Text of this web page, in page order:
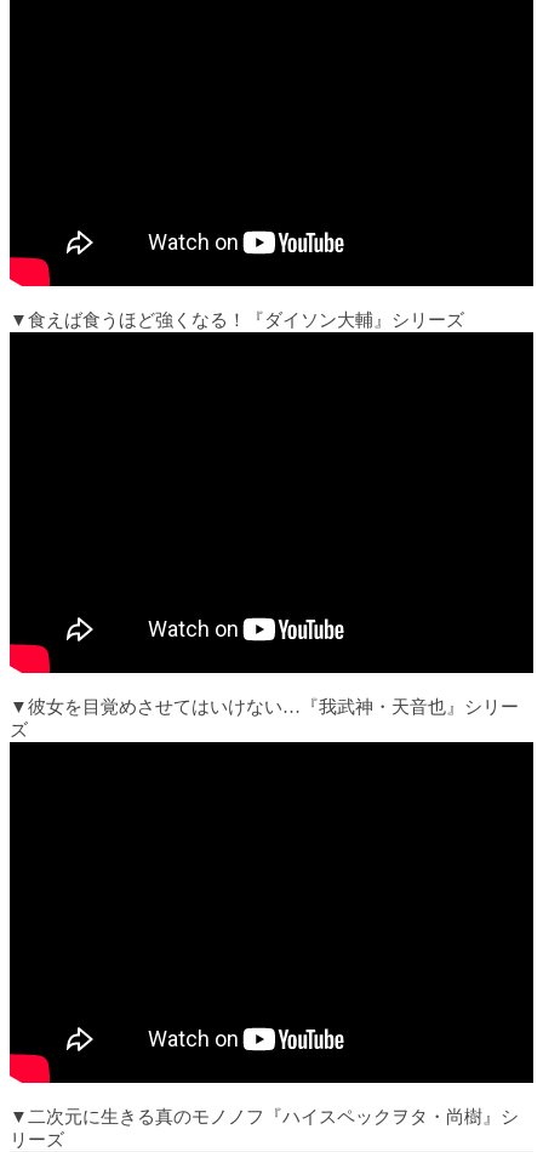
▼食えば食うほど強くなる！『ダイソン大輔』シリーズ
▼彼女を目覚めさせてはいけない…『我武神・天音也』シリー
ズ
▼二次元に生きる真のモノノフ『ハイスペックヲタ・尚樹』シ
リーズ